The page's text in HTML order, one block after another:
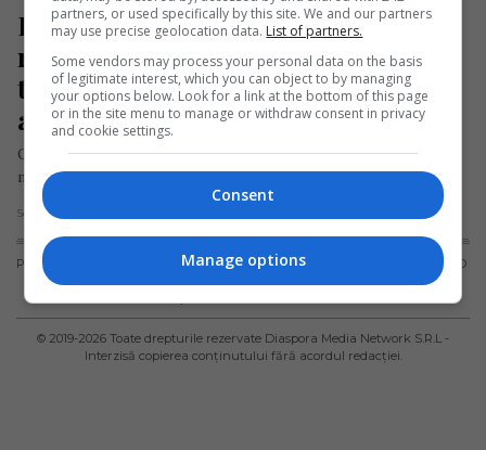
După ani de muncă în străinătate, o
româncă s-a întors acasă ca să-și
termine de îndeplinit visul
abandonat în tinerețe
O româncă a decis să își urmeze visul abandonat în urmă cu
mai bine de două decenii și s-a reînscris…
Scris de Daniela Stoica
PUBLICITATE
POLITICA DE
POLITICA PRIVIND
© 2019-2026 Toate drepturile rezervate Diaspora Media Network S.R.L -
Interzisă copierea conținutului fără acordul redacției.
partners, or used specifically by this site. We and our partners
may use precise geolocation data. List of partners.
Some vendors may process your personal data on the basis
of legitimate interest, which you can object to by managing
your options below. Look for a link at the bottom of this page
or in the site menu to manage or withdraw consent in privacy
and cookie settings.
Consent
Manage options